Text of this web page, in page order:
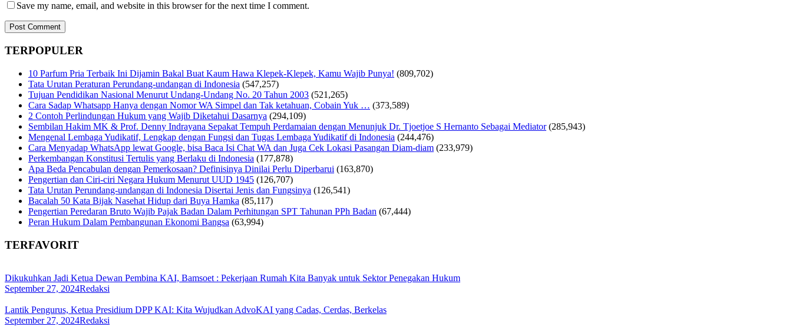
Save my name, email, and website in this browser for the next time I comment.
TERPOPULER
10 Parfum Pria Terbaik Ini Dijamin Bakal Buat Kaum Hawa Klepek-Klepek, Kamu Wajib Punya! (809,702)
Tata Urutan Peraturan Perundang-undangan di Indonesia (547,257)
Tujuan Pendidikan Nasional Menurut Undang-Undang No. 20 Tahun 2003 (521,265)
Cara Sadap Whatsapp Hanya dengan Nomor WA Simpel dan Tak ketahuan, Cobain Yuk … (373,589)
2 Contoh Perlindungan Hukum yang Wajib Diketahui Dasarnya (294,109)
Sembilan Hakim MK & Prof. Denny Indrayana Sepakat Tempuh Perdamaian dengan Menunjuk Dr. Tjoetjoe S Hernanto Sebagai Mediator (285,943)
Mengenal Lembaga Yudikatif, Lengkap dengan Fungsi dan Tugas Lembaga Yudikatif di Indonesia (244,476)
Cara Menyadap WhatsApp lewat Google, bisa Baca Isi Chat WA dan Juga Cek Lokasi Pasangan Diam-diam (233,979)
Perkembangan Konstitusi Tertulis yang Berlaku di Indonesia (177,878)
Apa Beda Pencabulan dengan Pemerkosaan? Definisinya Dinilai Perlu Diperbarui (163,870)
Pengertian dan Ciri-ciri Negara Hukum Menurut UUD 1945 (126,707)
Tata Urutan Perundang-undangan di Indonesia Disertai Jenis dan Fungsinya (126,541)
Bacalah 50 Kata Bijak Nasehat Hidup dari Buya Hamka (85,117)
Pengertian Peredaran Bruto Wajib Pajak Badan Dalam Perhitungan SPT Tahunan PPh Badan (67,444)
Peran Hukum Dalam Pembangunan Ekonomi Bangsa (63,994)
TERFAVORIT
Dikukuhkan Jadi Ketua Dewan Pembina KAI, Bamsoet : Pekerjaan Rumah Kita Banyak untuk Sektor Penegakan Hukum
September 27, 2024Redaksi
Lantik Pengurus, Ketua Presidium DPP KAI: Kita Wujudkan AdvoKAI yang Cadas, Cerdas, Berkelas
September 27, 2024Redaksi